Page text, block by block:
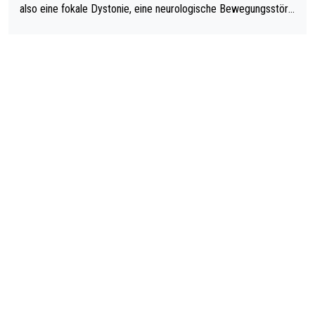
also eine fokale Dystonie, eine neurologische Bewegungsstöru